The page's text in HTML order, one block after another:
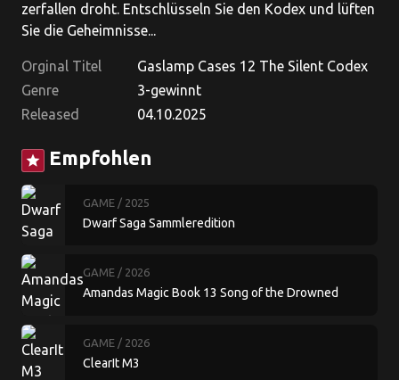
zerfallen droht. Entschlüsseln Sie den Kodex und lüften
Sie die Geheimnisse...
Orginal Titel
Gaslamp Cases 12 The Silent Codex
Genre
3-gewinnt
Released
04.10.2025
star Empfohlen
GAME / 2025
Dwarf Saga Sammleredition
GAME / 2026
Amandas Magic Book 13 Song of the Drowned
GAME / 2026
ClearIt M3